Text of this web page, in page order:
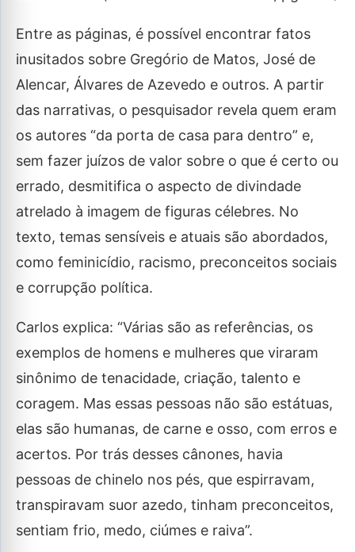
Entre as páginas, é possível encontrar fatos
inusitados sobre Gregório de Matos, José de
Alencar, Álvares de Azevedo e outros. A partir
das narrativas, o pesquisador revela quem eram
os autores “da porta de casa para dentro” e,
sem fazer juízos de valor sobre o que é certo ou
errado, desmitifica o aspecto de divindade
atrelado à imagem de figuras célebres. No
texto, temas sensíveis e atuais são abordados,
como feminicídio, racismo, preconceitos sociais
e corrupção política.
Carlos explica: “Várias são as referências, os
exemplos de homens e mulheres que viraram
sinônimo de tenacidade, criação, talento e
coragem. Mas essas pessoas não são estátuas,
elas são humanas, de carne e osso, com erros e
acertos. Por trás desses cânones, havia
pessoas de chinelo nos pés, que espirravam,
transpiravam suor azedo, tinham preconceitos,
sentiam frio, medo, ciúmes e raiva”.